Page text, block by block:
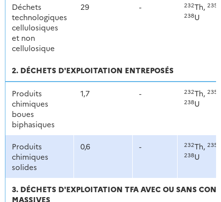
Déchets
technologiques
cellulosiques
et non
cellulosique
29 - 232Th, 235
238U
2. DÉCHETS D'EXPLOITATION ENTREPOSÉS
Produits
chimiques
boues
biphasiques
1,7 - 232Th, 235
238U
Produits
chimiques
solides
0,6 - 232Th, 235
238U
3. DÉCHETS D'EXPLOITATION TFA AVEC OU SANS
MASSIVES